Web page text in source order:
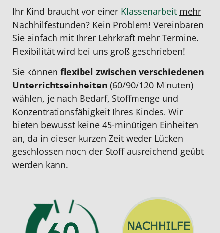
Ihr Kind braucht vor einer Klassenarbeit mehr
Nachhilfestunden? Kein Problem! Vereinbaren
Sie einfach mit Ihrer Lehrkraft mehr Termine.
Flexibilität wird bei uns groß geschrieben!
Sie können flexibel zwischen verschiedenen
Unterrichts­einheiten (60/90/120 Minuten)
wählen, je nach Bedarf, Stoffmenge und
Konzentrationsfähigkeit Ihres Kindes. Wir
bieten bewusst keine 45-minütigen Einheiten
an, da in dieser kurzen Zeit weder Lücken
geschlossen noch der Stoff ausreichend geübt
werden kann.